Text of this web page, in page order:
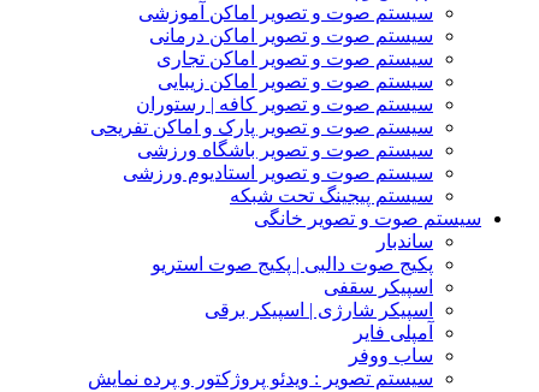
سیستم صوت و تصویر اماکن آموزشی
سیستم صوت و تصویر اماکن درمانی
سیستم صوت و تصویر اماکن تجاری
سیستم صوت و تصویر اماکن زیبایی
سیستم صوت و تصویر کافه | رستوران
سیستم صوت و تصویر پارک و اماکن تفریحی
سیستم صوت و تصویر باشگاه ورزشی
سیستم صوت و تصویر استادیوم ورزشی
سیستم پیجینگ تحت شبکه
سیستم صوت و تصویر خانگی
ساندبار
پکیج صوت دالبی | پکیج صوت استریو
اسپیکر سقفی
اسپیکر شارژی | اسپیکر برقی
آمپلی فایر
ساب ووفر
سیستم تصویر : ویدئو پروژکتور و پرده نمایش